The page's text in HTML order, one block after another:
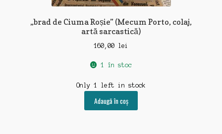
„brad de Ciuma Roșie” (Mecum Porto, colaj,
artă sarcastică)
160,00 lei
1 în stoc
Only 1 left in stock
Adaugă în coș